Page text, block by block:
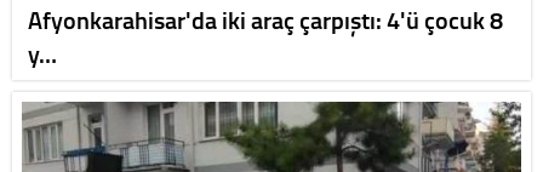
Afyonkarahisar'da iki araç çarpıştı: 4'ü çocuk 8
y…